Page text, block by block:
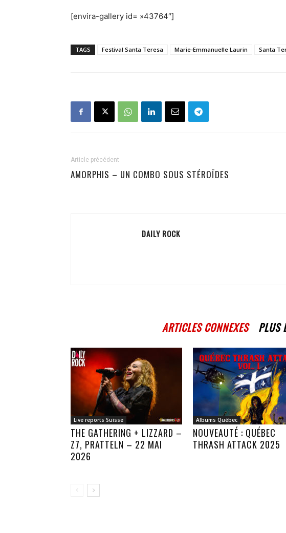
[envira-gallery id= »43764″]
TAGS Festival Santa Teresa Marie-Emmanuelle Laurin Santa
Article précédent
AMORPHIS – UN COMBO SOUS STÉROÏDES
DAILY ROCK
ARTICLES CONNEXES PLUS
Live reports Suisse
THE GATHERING + LIZZARD –
Z7, PRATTELN – 22 MAI
2026
Albums Québec
NOUVEAUTÉ : QUÉBEC
THRASH ATTACK 2025